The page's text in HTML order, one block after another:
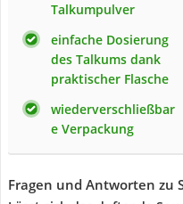
Talkumpulver
einfache Dosierung
des Talkums dank
praktischer Flasche
wiederverschließbar
e Verpackung
Fragen und Antworten zu